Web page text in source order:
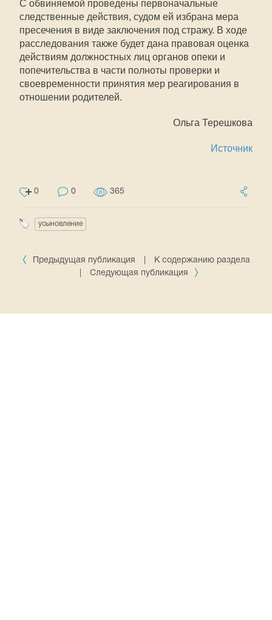
С обвиняемой проведены первоначальные
следственные действия, судом ей избрана мера
пресечения в виде заключения под стражу. В ходе
расследования также будет дана правовая оценка
действиям должностных лиц органов опеки и
попечительства в части полноты проверки и
своевременности принятия мер реагирования в
отношении родителей.
Ольга Терешкова
Источник
0 0 365
усыновление
Предыдущая публикация
К содержанию раздела
Следующая публикация